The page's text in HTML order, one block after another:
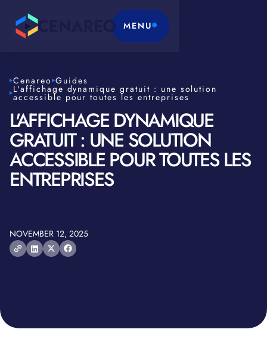
MENU
Cenareo Guides
L'affichage dynamique gratuit : une solution
accessible pour toutes les entreprises
L'AFFICHAGE DYNAMIQUE
GRATUIT : UNE SOLUTION
ACCESSIBLE POUR TOUTES LES
ENTREPRISES
NOVEMBER 12, 2025